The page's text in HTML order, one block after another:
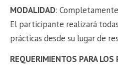
MODALIDAD:
El participante realizará
prácticas desde su lugar de
REQUERIMIENTOS PARA